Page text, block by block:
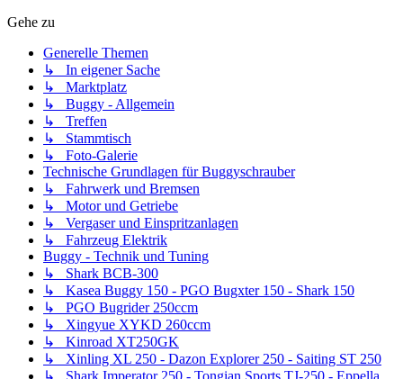
Gehe zu
Generelle Themen
↳ In eigener Sache
↳ Marktplatz
↳ Buggy - Allgemein
↳ Treffen
↳ Stammtisch
↳ Foto-Galerie
Technische Grundlagen für Buggyschrauber
↳ Fahrwerk und Bremsen
↳ Motor und Getriebe
↳ Vergaser und Einspritzanlagen
↳ Fahrzeug Elektrik
Buggy - Technik und Tuning
↳ Shark BCB-300
↳ Kasea Buggy 150 - PGO Bugxter 150 - Shark 150
↳ PGO Bugrider 250ccm
↳ Xingyue XYKD 260ccm
↳ Kinroad XT250GK
↳ Xinling XL 250 - Dazon Explorer 250 - Saiting ST 250
↳ Shark Imperator 250 - Tongian Sports TJ-250 - Eppella